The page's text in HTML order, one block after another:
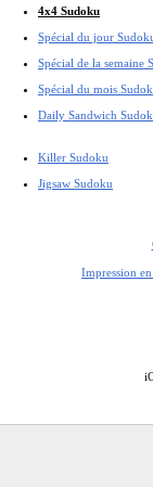
4x4 Sudoku
Spécial du jour
Spécial de la semaine
Spécial du mois
Daily Sandwich
Killer Sudoku
Jigsaw Sudoku
Impression